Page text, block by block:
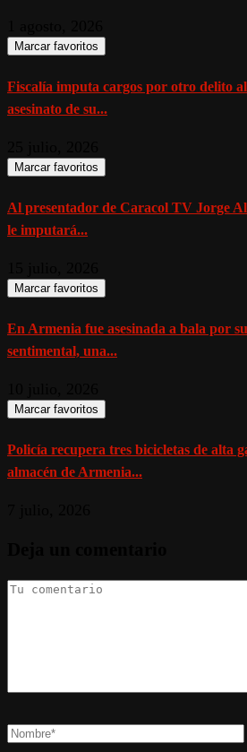
Marcar favoritos
Fiscalía imputa cargos por otro delito
asesinato de su...
Marcar favoritos
Al presentador de Caracol TV Jorge
le imputará...
Marcar favoritos
En Armenia fue asesinada a bala por
sentimental, una...
Marcar favoritos
Policía recupera tres bicicletas de alta
almacén de Armenia...